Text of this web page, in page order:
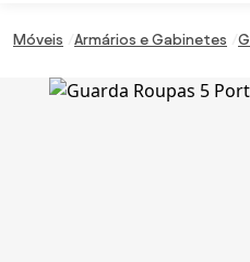
Móveis Armários e Gabinetes